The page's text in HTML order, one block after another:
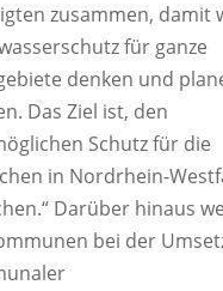
zusammen, damit
für ganze
denken und
Das Ziel ist, den
Schutz für die
in Nordrhein-
Darüber hinaus
bei der